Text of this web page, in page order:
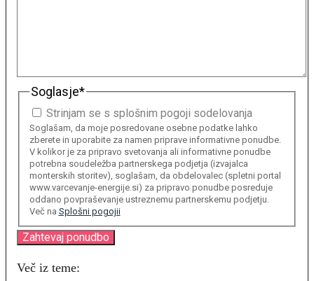
Soglasje*
Strinjam se s splošnim pogoji sodelovanja
Soglašam, da moje posredovane osebne podatke lahko
zberete in uporabite za namen priprave informativne ponudbe.
V kolikor je za pripravo svetovanja ali informativne ponudbe
potrebna soudeležba partnerskega podjetja (izvajalca
monterskih storitev), soglašam, da obdelovalec (spletni portal
www.varcevanje-energije.si) za pripravo ponudbe posreduje
oddano povpraševanje ustreznemu partnerskemu podjetju.
Več na Splošni pogojii
Več iz teme: